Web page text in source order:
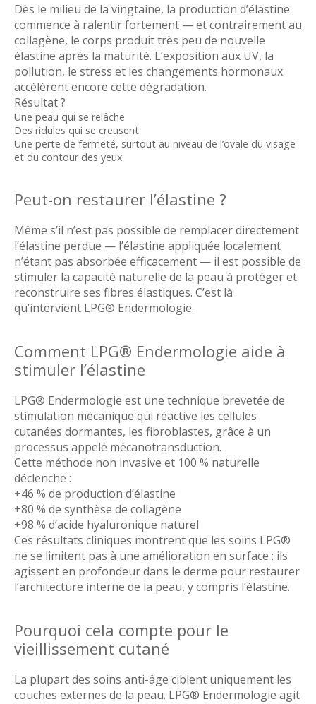
Dès le milieu de la vingtaine, la production d’élastine
commence à ralentir fortement — et contrairement au
collagène, le corps produit très peu de nouvelle
élastine après la maturité. L’exposition aux UV, la
pollution, le stress et les changements hormonaux
accélèrent encore cette dégradation.
Résultat ?
Une peau qui se relâche
Des ridules qui se creusent
Une perte de fermeté, surtout au niveau de l’ovale du visage
et du contour des yeux
Peut-on restaurer l’élastine ?
Même s’il n’est pas possible de remplacer directement
l’élastine perdue — l’élastine appliquée localement
n’étant pas absorbée efficacement — il est possible de
stimuler la capacité naturelle de la peau à protéger et
reconstruire ses fibres élastiques. C’est là
qu’intervient LPG® Endermologie.
Comment LPG® Endermologie aide à
stimuler l’élastine
LPG® Endermologie est une technique brevetée de
stimulation mécanique qui réactive les cellules
cutanées dormantes, les fibroblastes, grâce à un
processus appelé mécanotransduction.
Cette méthode non invasive et 100 % naturelle
déclenche :
+46 % de production d’élastine
+80 % de synthèse de collagène
+98 % d’acide hyaluronique naturel
Ces résultats cliniques montrent que les soins LPG®
ne se limitent pas à une amélioration en surface : ils
agissent en profondeur dans le derme pour restaurer
l’architecture interne de la peau, y compris l’élastine.
Pourquoi cela compte pour le
vieillissement cutané
La plupart des soins anti-âge ciblent uniquement les
couches externes de la peau. LPG® Endermologie agit